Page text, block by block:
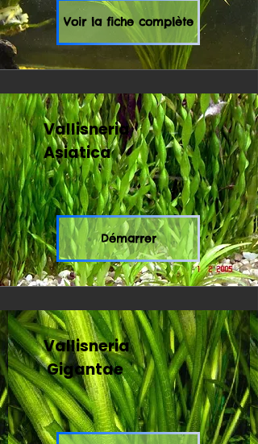
Voir la fiche complète
Vallisneria
Asiatica
Démarrer
Vallisneria
Gigantae